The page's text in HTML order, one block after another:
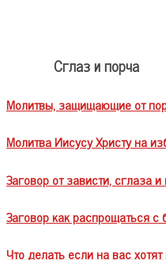
Сглаз и порча
Молитвы, защищающие от
Молитва Иисусу Христу на
Заговор от зависти, сглаза
Заговор как распрощаться с
Что делать если на вас